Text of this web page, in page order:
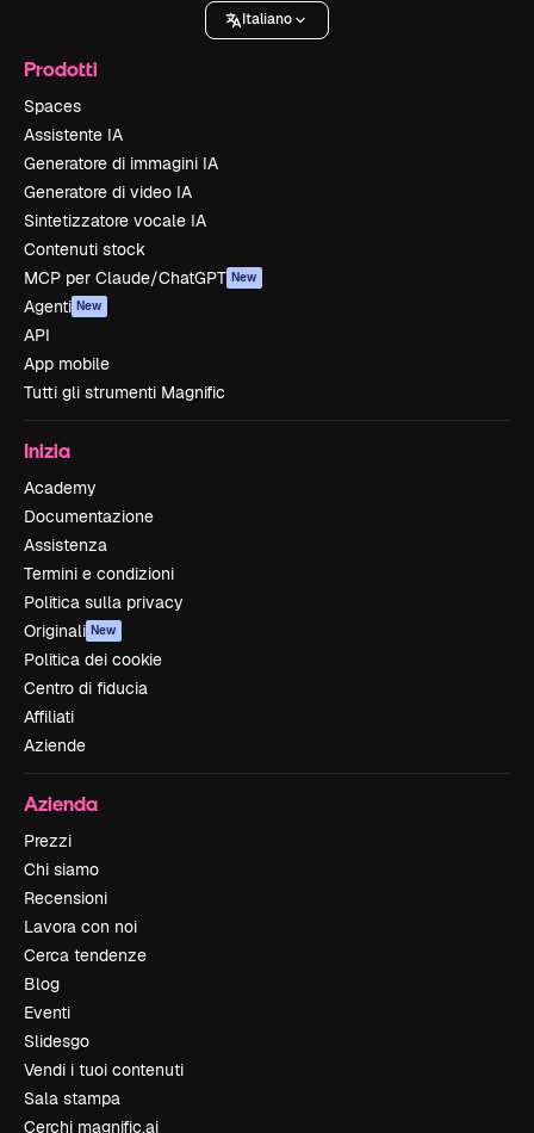
Italiano
Prodotti
Spaces
Assistente IA
Generatore di immagini IA
Generatore di video IA
Sintetizzatore vocale IA
Contenuti stock
MCP per Claude/ChatGPT New
Agenti New
API
App mobile
Tutti gli strumenti Magnific
Inizia
Academy
Documentazione
Assistenza
Termini e condizioni
Politica sulla privacy
Originali New
Politica dei cookie
Centro di fiducia
Affiliati
Aziende
Azienda
Prezzi
Chi siamo
Recensioni
Lavora con noi
Cerca tendenze
Blog
Eventi
Slidesgo
Vendi i tuoi contenuti
Sala stampa
Cerchi magnific.ai